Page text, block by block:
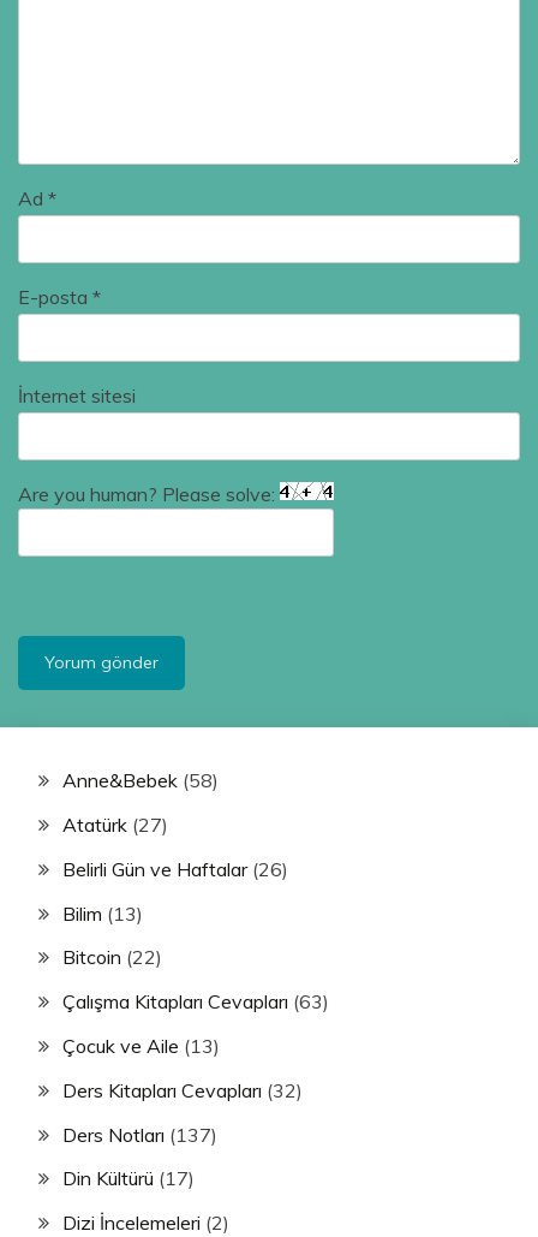
Ad *
E-posta *
İnternet sitesi
Are you human? Please solve:
Anne&Bebek (58)
Atatürk (27)
Belirli Gün ve Haftalar(26)
Bilim (13)
Bitcoin (22)
Çalışma Kitapları Cevapları (63)
Çocuk ve Aile (13)
Ders Kitapları Cevapları (32)
Ders Notları (137)
Din Kültürü (17)
Dizi İncelemeleri (2)